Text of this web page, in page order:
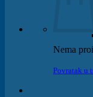
Nema
Povratak u